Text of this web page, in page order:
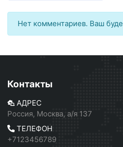
Нет комментариев. Ваш
Контакты
АДРЕС
Россия, Москва, а/я 137
ТЕЛЕФОН
+7123456789